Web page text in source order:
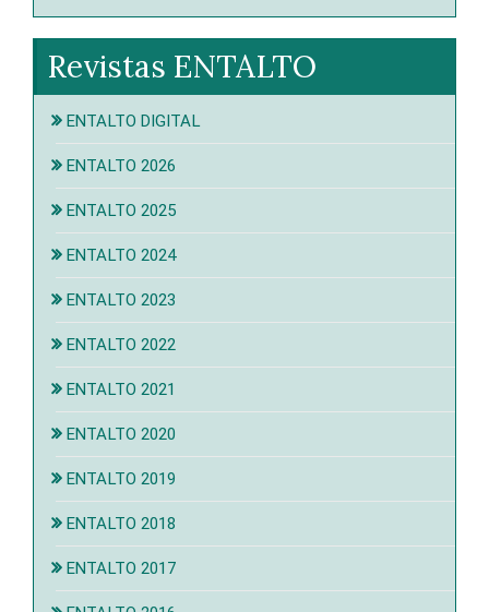
Revistas ENTALTO
ENTALTO DIGITAL
ENTALTO 2026
ENTALTO 2025
ENTALTO 2024
ENTALTO 2023
ENTALTO 2022
ENTALTO 2021
ENTALTO 2020
ENTALTO 2019
ENTALTO 2018
ENTALTO 2017